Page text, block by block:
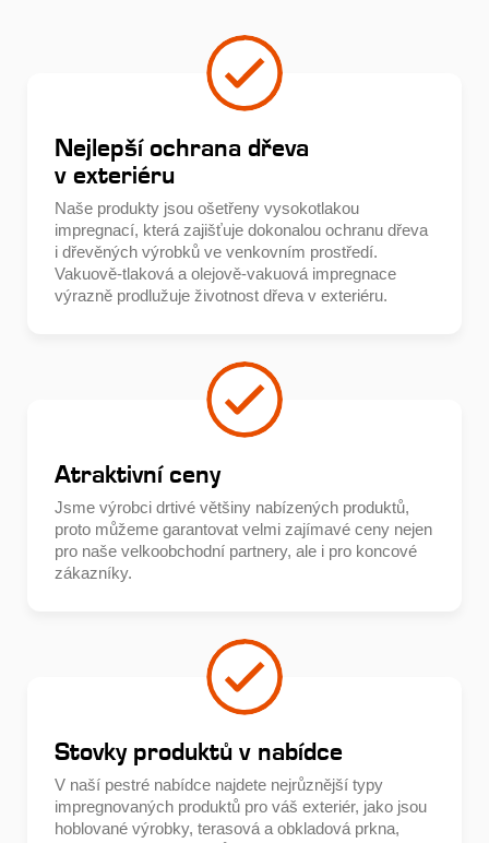
Nejlepší ochrana dřeva
v exteriéru
Naše produkty jsou ošetřeny vysokotlakou
impregnací, která zajišťuje dokonalou ochranu dřeva
i dřevěných výrobků ve venkovním prostředí.
Vakuově-tlaková a olejově-vakuová impregnace
výrazně prodlužuje životnost dřeva v exteriéru.
Atraktivní ceny
Jsme výrobci drtivé většiny nabízených produktů,
proto můžeme garantovat velmi zajímavé ceny nejen
pro naše velkoobchodní partnery, ale i pro koncové
zákazníky.
Stovky produktů v nabídce
V naší pestré nabídce najdete nejrůznější typy
impregnovaných produktů pro váš exteriér, jako jsou
hoblované výrobky, terasová a obkladová prkna,